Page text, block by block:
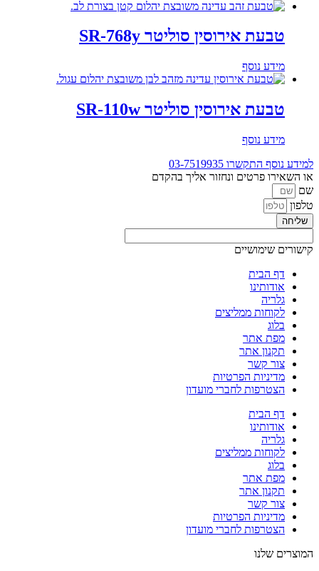
טבעת אירוסין סוליטר SR-768y
מידע נוסף
טבעת אירוסין סוליטר SR-110w
מידע נוסף
למידע נוסף התקשרו 03-7519935
או השאירו פרטים ונחזור אליך בהקדם
שם
טלפון
שליחה
קישורים שימושיים
דף הבית
אודותינו
גלריה
לקוחות ממליצים
בלוג
מפת אתר
תקנון אתר
צור קשר
מדיניות הפרטיות
הצטרפות לחברי מועדון
דף הבית
אודותינו
גלריה
לקוחות ממליצים
בלוג
מפת אתר
תקנון אתר
צור קשר
מדיניות הפרטיות
הצטרפות לחברי מועדון
המוצרים שלנו